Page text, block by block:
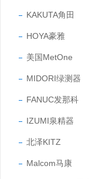
KAKUTA角田
HOYA豪雅
美国MetOne
MIDORI绿测器
FANUC发那科
IZUMI泉精器
北泽KITZ
Malcom马康